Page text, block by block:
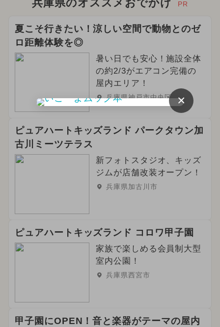
兵庫県のオススメおでかけ PR
夏こそ行きたい！涼しい空間で動物とのゼ
ロ距離体験を◎
暑い日でも安心！施設全体
の約2/3がエアコン完備の
屋内エリア！
兵庫県神戸市中央区
ピュアハートキッズランド パークタウン加
古川ミーツテラス
新フォトスタジオ、キッズ
ジムが店舗改装オープン！
兵庫県加古川市
ピュアハートキッズランド コロワ甲子園
家族で楽しめる会員制大型
室内公園！
兵庫県西宮市
甲子園にOPEN！音と楽器がテーマの屋内
×